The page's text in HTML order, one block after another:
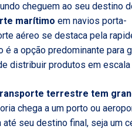
cheguem ao seu destino
marítimo em navios porta-
aéreo se destaca pela
a opção predominante para
distribuir produtos em escala
terrestre tem
chega a um porto ou
seu destino final, seja um